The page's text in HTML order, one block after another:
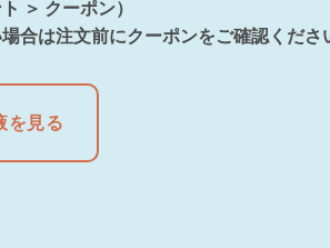
＞ クーポン）
合は注文前にクーポンをご確認くださ
を見る